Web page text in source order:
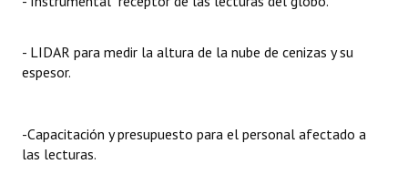
- LIDAR para medir la altura de la nube de cenizas y su
espesor.
-Capacitación y presupuesto para el personal afectado a
las lecturas.